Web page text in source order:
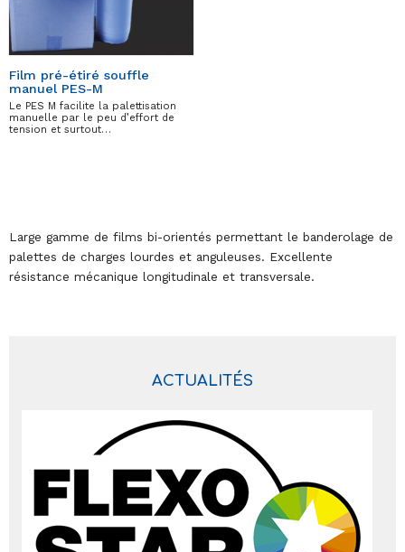
Film pré-étiré souffle
manuel PES-M
Le PES M facilite la palettisation
manuelle par le peu d’effort de
tension et surtout…
Large gamme de films bi-orientés permettant le banderolage de
palettes de charges lourdes et anguleuses. Excellente
résistance mécanique longitudinale et transversale.
ACTUALITÉS